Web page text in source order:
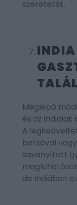
szeretetét.
INDIA
Meglepő
és az
A
borsóval
savanyított
de Indiában